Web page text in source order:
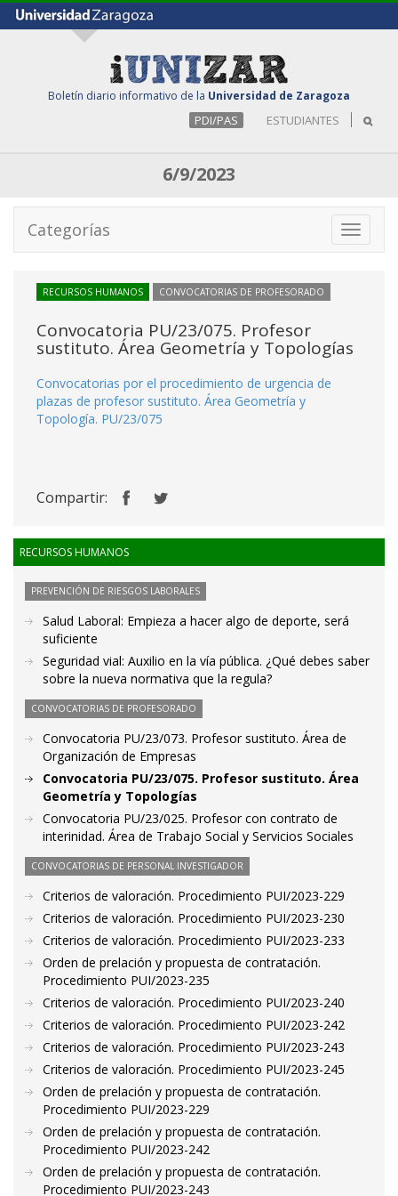
Boletín diario informativo de la Universidad de Zaragoza
PDI/PAS ESTUDIANTES
6/9/2023
Toggle
Categorías
RECURSOS HUMANOS CONVOCATORIAS DE PROFESORADO
Convocatoria PU/23/075. Profesor
sustituto. Área Geometría y Topologías
Convocatorias por el procedimiento de urgencia de
plazas de profesor sustituto. Área Geometría y
Topología. PU/23/075
Compartir:
RECURSOS HUMANOS
PREVENCIÓN DE RIESGOS LABORALES
Salud Laboral: Empieza a hacer algo de deporte, será
suficiente
Seguridad vial: Auxilio en la vía pública. ¿Qué debes saber
sobre la nueva normativa que la regula?
CONVOCATORIAS DE PROFESORADO
Convocatoria PU/23/073. Profesor sustituto. Área de
Organización de Empresas
Convocatoria PU/23/075. Profesor sustituto. Área
Geometría y Topologías
Convocatoria PU/23/025. Profesor con contrato de
interinidad. Área de Trabajo Social y Servicios Sociales
CONVOCATORIAS DE PERSONAL INVESTIGADOR
Criterios de valoración. Procedimiento PUI/2023-229
Criterios de valoración. Procedimiento PUI/2023-230
Criterios de valoración. Procedimiento PUI/2023-233
Orden de prelación y propuesta de contratación.
Procedimiento PUI/2023-235
Criterios de valoración. Procedimiento PUI/2023-240
Criterios de valoración. Procedimiento PUI/2023-242
Criterios de valoración. Procedimiento PUI/2023-243
Criterios de valoración. Procedimiento PUI/2023-245
Orden de prelación y propuesta de contratación.
Procedimiento PUI/2023-229
Orden de prelación y propuesta de contratación.
Procedimiento PUI/2023-242
Orden de prelación y propuesta de contratación.
Procedimiento PUI/2023-243